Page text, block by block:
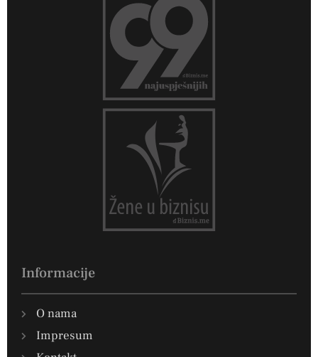
Informacije
O nama
Impresum